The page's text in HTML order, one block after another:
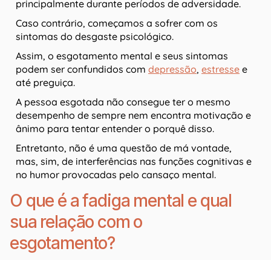
principalmente durante períodos de adversidade.
Caso contrário, começamos a sofrer com os
sintomas do desgaste psicológico.
Assim, o esgotamento mental e seus sintomas
podem ser confundidos com depressão, estresse e
até preguiça.
A pessoa esgotada não consegue ter o mesmo
desempenho de sempre nem encontra motivação e
ânimo para tentar entender o porquê disso.
Entretanto, não é uma questão de má vontade,
mas, sim, de interferências nas funções cognitivas e
no humor provocadas pelo cansaço mental.
O que é a fadiga mental e qual
sua relação com o
esgotamento?